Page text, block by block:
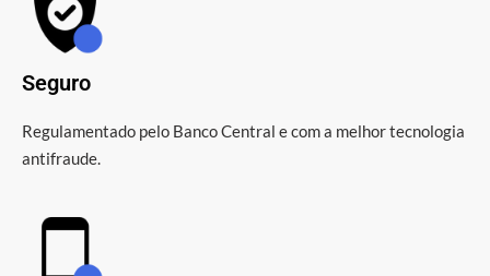
Seguro
Regulamentado pelo Banco Central e com a melhor tecnologia
antifraude.